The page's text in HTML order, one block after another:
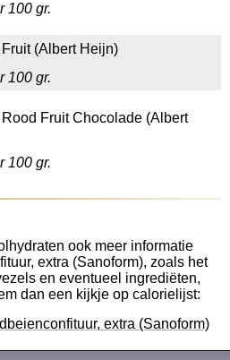
100 gr.
(Albert Heijn)
100 gr.
Fruit Chocolade (Albert
100 gr.
ook meer informatie
extra (Sanoform), zoals het
en eventueel ingrediëten,
dan een kijkje op calorielijst:
extra (Sanoform)